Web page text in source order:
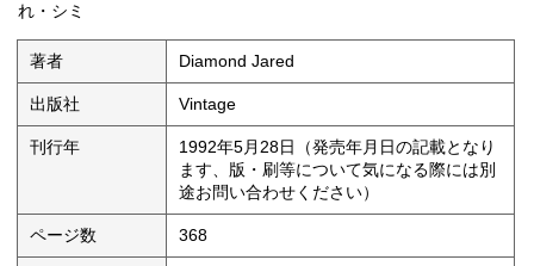
れ・シミ
著者 Diamond Jared
出版社 Vintage
刊行年
1992年5月28日（発売年月日の記載となり
ます、版・刷等について気になる際には別
途お問い合わせください）
ページ数 368